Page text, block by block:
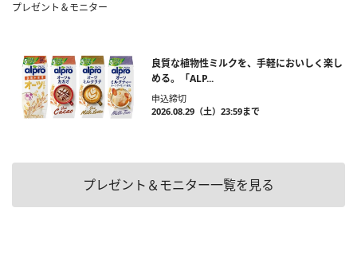
プレゼント＆モニター
良質な植物性ミルクを、手軽においしく楽し
める。「ALP...
申込締切
2026.08.29（土）23:59まで
プレゼント＆モニター一覧を見る